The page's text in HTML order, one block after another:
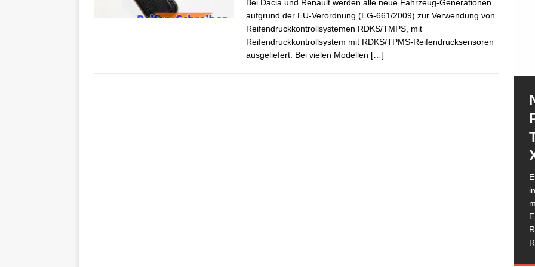
Bei Dacia und Renault werden alle neue Fahrzeug-Generationen
aufgrund der EU-Verordnung (EG-661/2009) zur Verwendung von
Reifendruckkontrollsystemen RDKS/TMPS, mit
Reifendruckkontrollsystem mit RDKS/TPMS-Reifendrucksensoren
ausgeliefert. Bei vielen Modellen […]